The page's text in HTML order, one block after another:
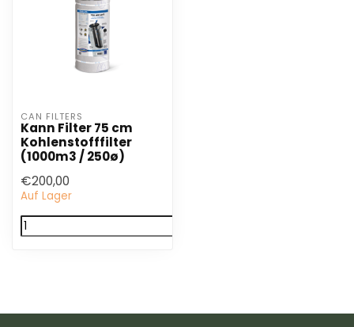
CAN FILTERS
Kann Filter 75 cm
Kohlenstofffilter
(1000m3 / 250ø)
€200,00
Auf Lager